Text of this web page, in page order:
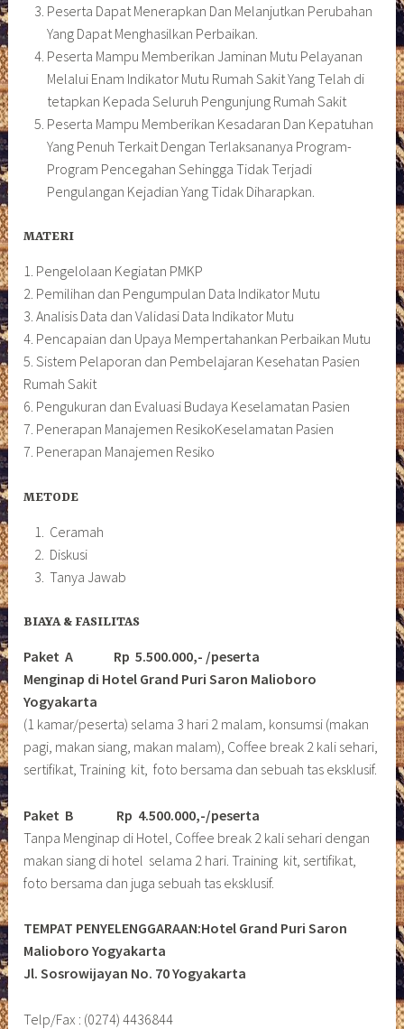
Peserta Dapat Menerapkan Dan Melanjutkan Perubahan
Yang Dapat Menghasilkan Perbaikan.
Peserta Mampu Memberikan Jaminan Mutu Pelayanan
Melalui Enam Indikator Mutu Rumah Sakit Yang Telah di
tetapkan Kepada Seluruh Pengunjung Rumah Sakit
Peserta Mampu Memberikan Kesadaran Dan Kepatuhan
Yang Penuh Terkait Dengan Terlaksananya Program-
Program Pencegahan Sehingga Tidak Terjadi
Pengulangan Kejadian Yang Tidak Diharapkan.
MATERI
1. Pengelolaan Kegiatan PMKP
2. Pemilihan dan Pengumpulan Data Indikator Mutu
3. Analisis Data dan Validasi Data Indikator Mutu
4. Pencapaian dan Upaya Mempertahankan Perbaikan Mutu
5. Sistem Pelaporan dan Pembelajaran Kesehatan Pasien
Rumah Sakit
6. Pengukuran dan Evaluasi Budaya Keselamatan Pasien
7. Penerapan Manajemen ResikoKeselamatan Pasien
7. Penerapan Manajemen Resiko
METODE
Ceramah
Diskusi
Tanya Jawab
BIAYA & FASILITAS
Paket A Rp 5.500.000,- /peserta
Menginap di Hotel Grand Puri Saron Malioboro
Yogyakarta
(1 kamar/peserta) selama 3 hari 2 malam, konsumsi (makan
pagi, makan siang, makan malam), Coffee break 2 kali sehari,
sertifikat, Training kit, foto bersama dan sebuah tas eksklusif.
Paket B
Rp 4.500.000,-/peserta
Tanpa Menginap di Hotel, Coffee break 2 kali sehari dengan
makan siang di hotel selama 2 hari. Training kit, sertifikat,
foto bersama dan juga sebuah tas eksklusif.
TEMPAT PENYELENGGARAAN:Hotel Grand Puri Saron
Malioboro Yogyakarta
Jl. Sosrowijayan No. 70 Yogyakarta
Telp/Fax : (0274) 4436844